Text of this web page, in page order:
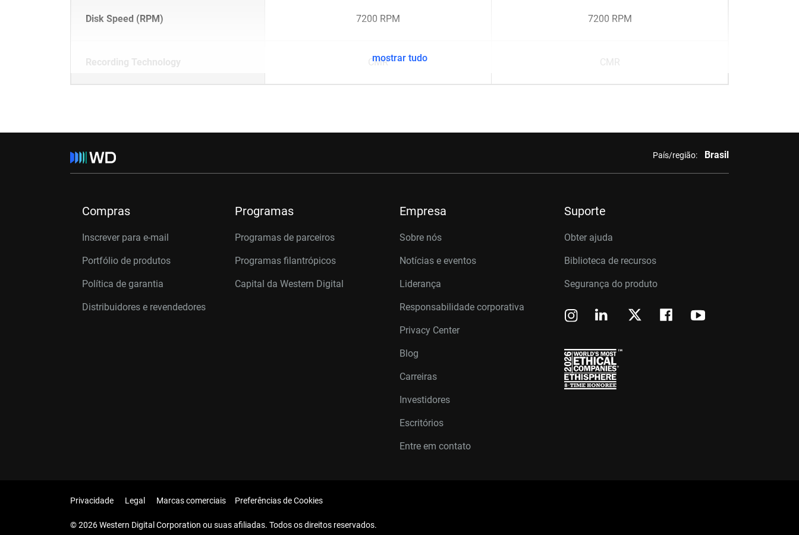
Disk Speed (RPM) 7200 RPM 7200 RPM
Recording Technology CMR CMR
mostrar tudo
País/região: Brasil
Compras
Inscrever para e-mail
Portfólio de produtos
Política de garantia
Distribuidores e revendedores
Programas
Programas de parceiros
Programas filantrópicos
Capital da Western Digital
Empresa
Sobre nós
Notícias e eventos
Liderança
Responsabilidade corporativa
Privacy Center
Blog
Carreiras
Investidores
Escritórios
Entre em contato
Suporte
Obter ajuda
Biblioteca de recursos
Segurança do produto
Privacidade Legal Marcas comerciais Preferências de Cookies
© 2026 Western Digital Corporation ou suas afiliadas. Todos os direitos reservados.